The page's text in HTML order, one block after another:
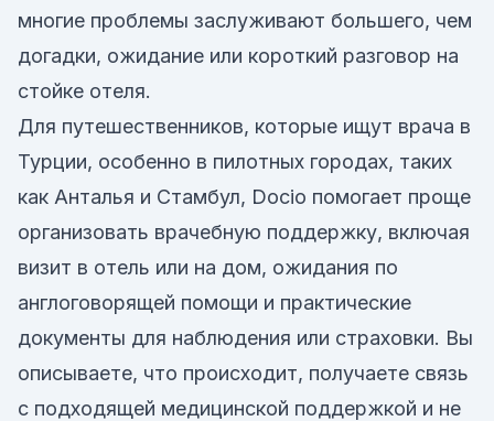
многие проблемы заслуживают большего, чем
догадки, ожидание или короткий разговор на
стойке отеля.
Для путешественников, которые ищут врача в
Турции, особенно в пилотных городах, таких
как Анталья и Стамбул, Docio помогает проще
организовать врачебную поддержку, включая
визит в отель или на дом, ожидания по
англоговорящей помощи и практические
документы для наблюдения или страховки. Вы
описываете, что происходит, получаете связь
с подходящей медицинской поддержкой и не